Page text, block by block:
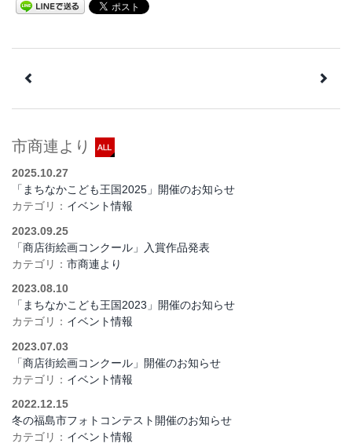
市商連より
2025.10.27
「まちなかこども王国2025」開催のお知らせ
カテゴリ： イベント情報
2023.09.25
「商店街絵画コンクール」入賞作品発表
カテゴリ： 市商連より
2023.08.10
「まちなかこども王国2023」開催のお知らせ
カテゴリ： イベント情報
2023.07.03
「商店街絵画コンクール」開催のお知らせ
カテゴリ： イベント情報
2022.12.15
冬の福島市フォトコンテスト開催のお知らせ
カテゴリ： イベント情報